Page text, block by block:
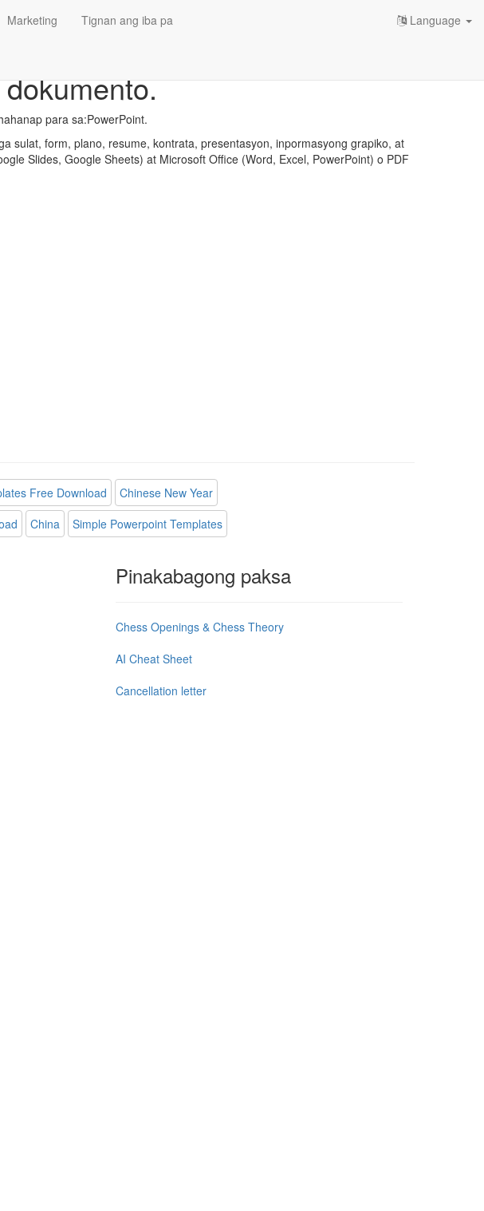
Marketing Tignan ang iba pa Language
para sa:PowerPoint.
sulat, form, plano, resume, kontrata, presentasyon, inpormasyong grapiko, at
Slides, Google Sheets) at Microsoft Office (Word, Excel, PowerPoint) o PDF
Free Download
Chinese New Year
China Simple Powerpoint Templates
Pinakabagong paksa
Chess Openings & Chess Theory
AI Cheat Sheet
Cancellation letter